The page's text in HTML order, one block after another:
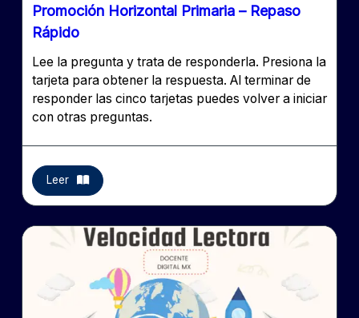
Promoción Horizontal Primaria – Repaso
Rápido
Lee la pregunta y trata de responderla. Presiona la
tarjeta para obtener la respuesta. Al terminar de
responder las cinco tarjetas puedes volver a iniciar
con otras preguntas.
Leer